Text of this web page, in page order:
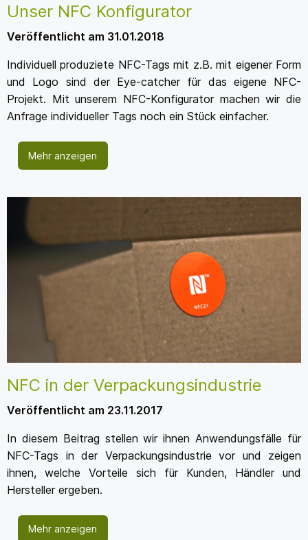
Unser NFC Konfigurator
Veröffentlicht am 31.01.2018
Individuell produziete NFC-Tags mit z.B. mit eigener Form
und Logo sind der Eye-catcher für das eigene NFC-
Projekt. Mit unserem NFC-Konfigurator machen wir die
Anfrage individueller Tags noch ein Stück einfacher.
Mehr anzeigen
NFC in der Verpackungsindustrie
Veröffentlicht am 23.11.2017
In diesem Beitrag stellen wir ihnen Anwendungsfälle für
NFC-Tags in der Verpackungsindustrie vor und zeigen
ihnen, welche Vorteile sich für Kunden, Händler und
Hersteller ergeben.
Mehr anzeigen